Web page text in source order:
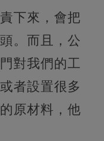
下來，會把
。而且，公
對我們的工
者設置很多
原材料，他